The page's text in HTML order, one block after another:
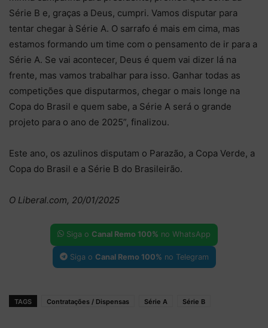
Série B e, graças a Deus, cumpri. Vamos disputar para
tentar chegar à Série A. O sarrafo é mais em cima, mas
estamos formando um time com o pensamento de ir para a
Série A. Se vai acontecer, Deus é quem vai dizer lá na
frente, mas vamos trabalhar para isso. Ganhar todas as
competições que disputarmos, chegar o mais longe na
Copa do Brasil e quem sabe, a Série A será o grande
projeto para o ano de 2025”, finalizou.
Este ano, os azulinos disputam o Parazão, a Copa Verde, a
Copa do Brasil e a Série B do Brasileirão.
O Liberal.com, 20/01/2025
Siga o Canal Remo 100% no WhatsApp
Siga o Canal Remo 100% no Telegram
TAGS Contratações / Dispensas Série A Série B